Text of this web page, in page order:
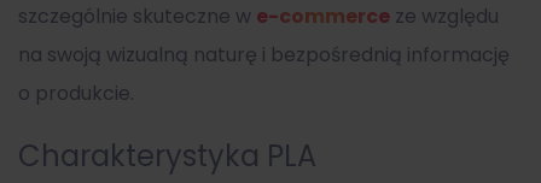
szczególnie skuteczne w e-commerce ze względu
na swoją wizualną naturę i bezpośrednią informację
o produkcie.
Charakterystyka PLA